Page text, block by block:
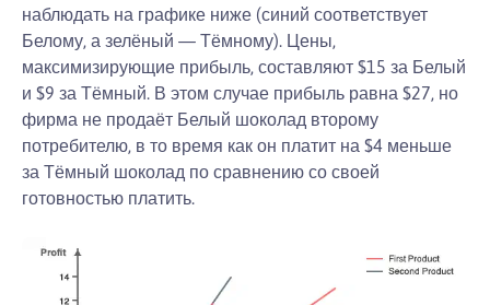
наблюдать на графике ниже (синий соответствует
Белому, а зелёный — Тёмному). Цены,
максимизирующие прибыль, составляют $15 за Белый
и $9 за Тёмный. В этом случае прибыль равна $27, но
фирма не продаёт Белый шоколад второму
потребителю, в то время как он платит на $4 меньше
за Тёмный шоколад по сравнению со своей
готовностью платить.